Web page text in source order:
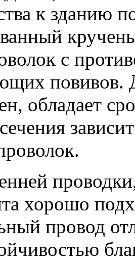
к зданию
с
повивов.
обладает
хорошо
провод